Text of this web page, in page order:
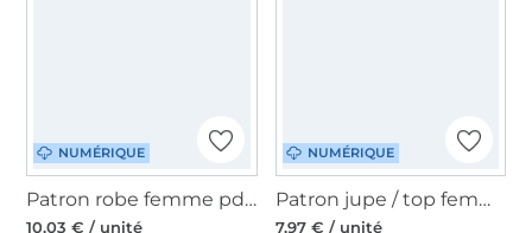
NUMÉRIQUE
Patron robe femme pdf Aurelia JULIANA MARTEJEVS, en français
10,03 € / unité
NUMÉRIQUE
Patron jupe / top femme pdf Levina Miou Miou, en allemand
7,97 € / unité